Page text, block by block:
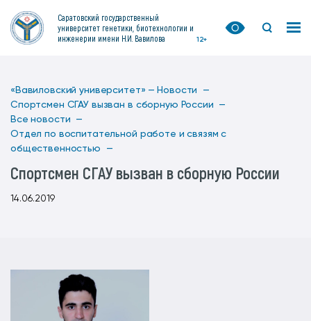
Саратовский государственный
университет генетики, биотехнологии и
инженерии имени Н.И. Вавилова
12+
«Вавиловский университет» — Новости —
Спортсмен СГАУ вызван в сборную России —
Все новости —
Отдел по воспитательной работе и связям с
общественностью —
Спортсмен СГАУ вызван в сборную России
14.06.2019